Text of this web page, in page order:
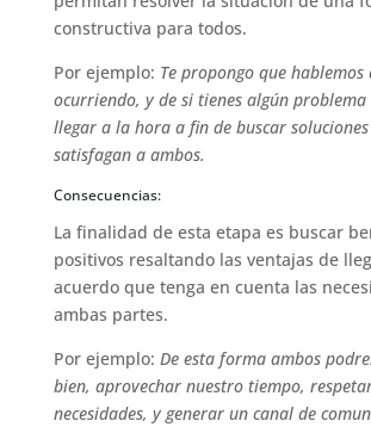
constructiva para todos.
Por ejemplo: Te propongo que hablemos
ocurriendo, y de si tienes algún
llegar a la hora a fin de buscar
satisfagan a ambos.
Consecuencias:
La finalidad de esta etapa es buscar
positivos resaltando las ventajas de
acuerdo que tenga en cuenta las
ambas partes.
Por ejemplo: De esta forma ambos
bien, aprovechar nuestro tiempo,
necesidades, y generar un canal de